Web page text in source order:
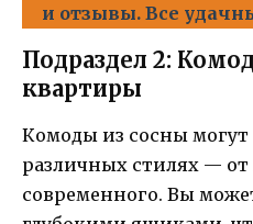
и отзывы. Все
Подраздел 2:
квартиры
Комоды из сосны
различных стилях — от
современного. Вы